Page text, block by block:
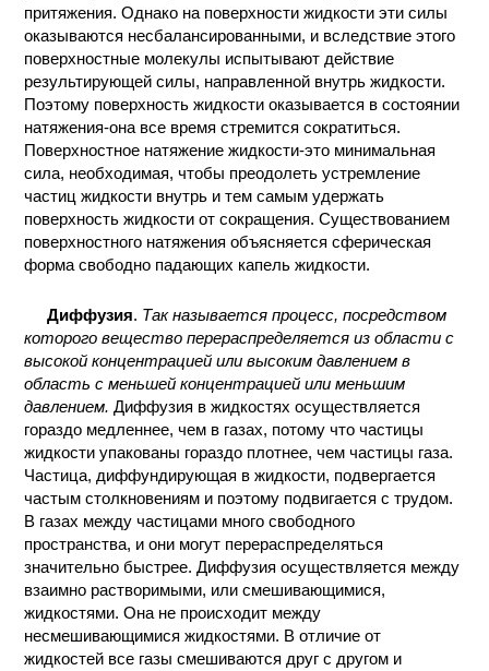
притяжения. Однако на поверхности жидкости эти силы
оказываются несбалансированными, и вследствие этого
поверхностные молекулы испытывают действие
результирующей силы, направленной внутрь жидкости.
Поэтому поверхность жидкости оказывается в состоянии
натяжения-она все время стремится сократиться.
Поверхностное натяжение жидкости-это минимальная
сила, необходимая, чтобы преодолеть устремление
частиц жидкости внутрь и тем самым удержать
поверхность жидкости от сокращения. Существованием
поверхностного натяжения объясняется сферическая
форма свободно падающих капель жидкости.
Диффузия. Так называется процесс, посредством
которого вещество перераспределяется из области с
высокой концентрацией или высоким давлением в
область с меньшей концентрацией или меньшим
давлением. Диффузия в жидкостях осуществляется
гораздо медленнее, чем в газах, потому что частицы
жидкости упакованы гораздо плотнее, чем частицы газа.
Частица, диффундирующая в жидкости, подвергается
частым столкновениям и поэтому подвигается с трудом.
В газах между частицами много свободного
пространства, и они могут перераспределяться
значительно быстрее. Диффузия осуществляется между
взаимно растворимыми, или смешивающимися,
жидкостями. Она не происходит между
несмешивающимися жидкостями. В отличие от
жидкостей все газы смешиваются друг с другом и